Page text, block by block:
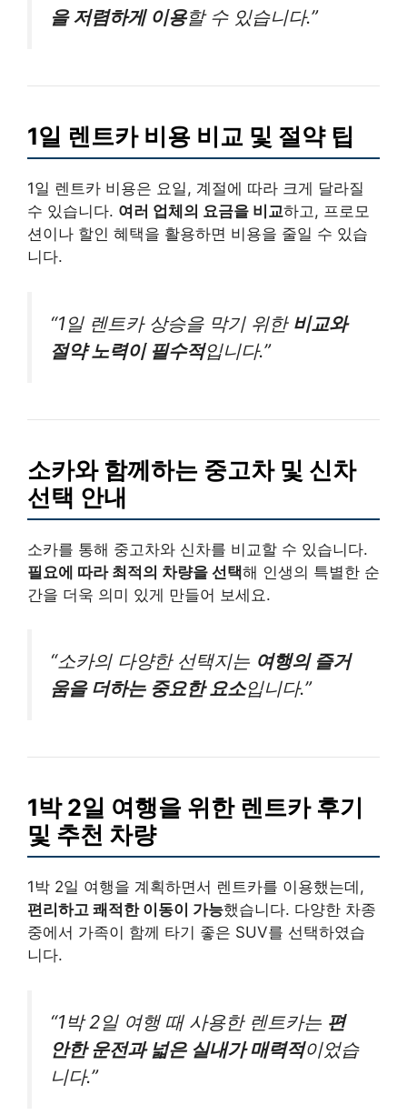
을 저렴하게 이용할 수 있습니다.”
1일 렌트카 비용 비교 및 절약 팁
1일 렌트카 비용은 요일, 계절에 따라 크게 달라질
수 있습니다. 여러 업체의 요금을 비교하고, 프로모
션이나 할인 혜택을 활용하면 비용을 줄일 수 있습
니다.
“1일 렌트카 상승을 막기 위한 비교와
절약 노력이 필수적입니다.”
소카와 함께하는 중고차 및 신차
선택 안내
소카를 통해 중고차와 신차를 비교할 수 있습니다.
필요에 따라 최적의 차량을 선택해 인생의 특별한 순
간을 더욱 의미 있게 만들어 보세요.
“소카의 다양한 선택지는 여행의 즐거
움을 더하는 중요한 요소입니다.”
1박 2일 여행을 위한 렌트카 후기
및 추천 차량
1박 2일 여행을 계획하면서 렌트카를 이용했는데,
편리하고 쾌적한 이동이 가능했습니다. 다양한 차종
중에서 가족이 함께 타기 좋은 SUV를 선택하였습
니다.
“1박 2일 여행 때 사용한 렌트카는 편
안한 운전과 넓은 실내가 매력적이었습
니다.”